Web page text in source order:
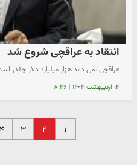
انتقاد به عراقچی شروع شد
عراقچی نمی داند ‌هزار میلیارد دلار چقدر
۱۴ اردیبهشت ۱۴۰۴ | ۸:۴۶
۱ ۲ ۳ ۴